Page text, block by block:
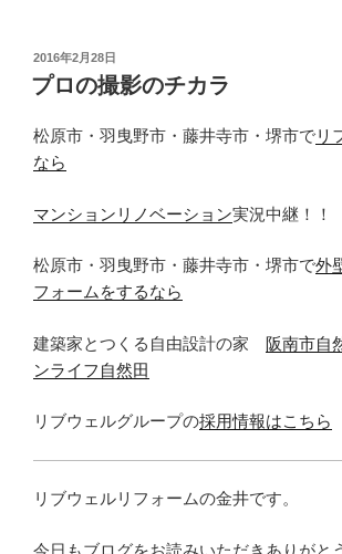
投
稿
日:
2016年2月28日
プロの撮影のチカラ
松原市・羽曳野市・藤井寺市・堺市でリ
なら
マンションリノベーション実況中継！！
松原市・羽曳野市・藤井寺市・堺市で外
フォームをするなら
建築家とつくる自由設計の家 阪南市自
ンライフ自然田
リブウェルグループの採用情報はこちら
リブウェルリフォームの金井です。
今日もブログをお読みいただきありがと